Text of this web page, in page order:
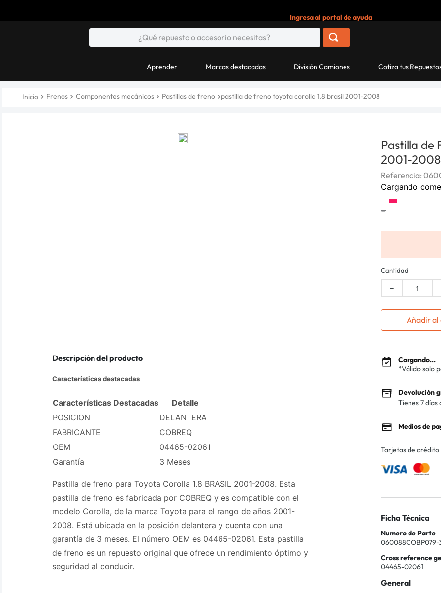
Ingresa al portal de ayuda
Aprender Marcas destacadas División Camiones Cotiza tus
Frenos Componentes mecánicos Pastillas de freno pastilla de freno toyota corolla 1.8 brasil 2001-2008
Descripción del producto
Características destacadas
Características Destacadas
Detalle
POSICION
DELANTERA
FABRICANTE
COBREQ
OEM
04465-02061
Garantía
3 Meses
Pastilla de freno para Toyota Corolla 1.8 BRASIL 2001-2008. Esta
pastilla de freno es fabricada por COBREQ y es compatible con el
modelo Corolla, de la marca Toyota para el rango de años 2001-
2008. Está ubicada en la posición delantera y cuenta con una
garantía de 3 meses. El número OEM es 04465-02061. Esta pastilla
de freno es un repuesto original que ofrece un rendimiento óptimo y
seguridad al conducir.
Pastilla de
2001-2008
Referencia:
Cargando
-
Cantidad
－
Añadir
Cargando...
*Válido solo
Devolución
Tienes 7 días
Medios de
Tarjetas de crédito
Ficha Técnica
Numero de Parte
060088COBP079-
Cross reference
04465-02061
General